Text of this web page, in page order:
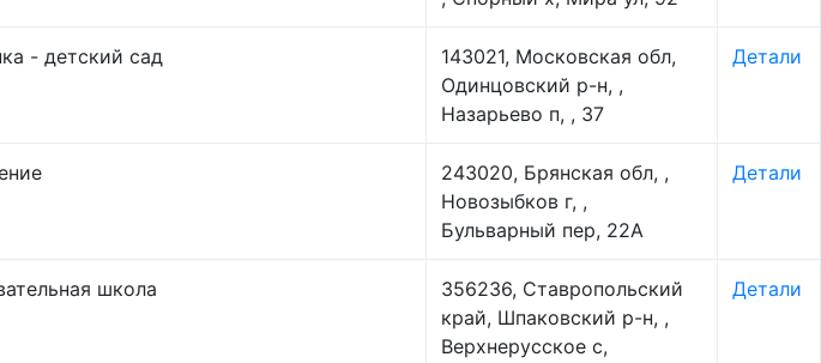
- детский сад
143021, Московская обл,
Одинцовский р-н, ,
Назарьево п, , 37
Детали
243020, Брянская обл, ,
Новозыбков г, ,
Бульварный пер, 22А
Детали
школа
356236, Ставропольский
край, Шпаковский р-н, ,
Верхнерусское с,
Детали